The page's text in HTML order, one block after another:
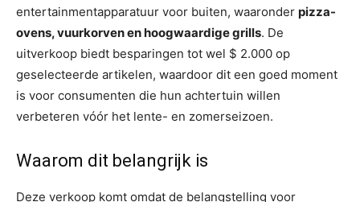
entertainmentapparatuur voor buiten, waaronder pizza-
ovens, vuurkorven en hoogwaardige grills. De
uitverkoop biedt besparingen tot wel $ 2.000 op
geselecteerde artikelen, waardoor dit een goed moment
is voor consumenten die hun achtertuin willen
verbeteren vóór het lente- en zomerseizoen.
Waarom dit belangrijk is
Deze verkoop komt omdat de belangstelling voor